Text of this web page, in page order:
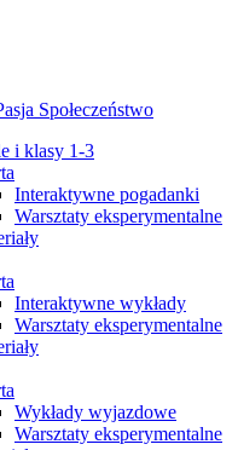
i klasy 1-3
Interaktywne pogadanki
Warsztaty eksperymentalne
Interaktywne wykłady
Warsztaty eksperymentalne
Wykłady wyjazdowe
Warsztaty eksperymentalne